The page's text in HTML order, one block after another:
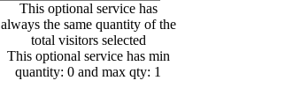
This optional service has
always the same quantity of the
total visitors selected
This optional service has min
quantity: 0 and max qty: 1